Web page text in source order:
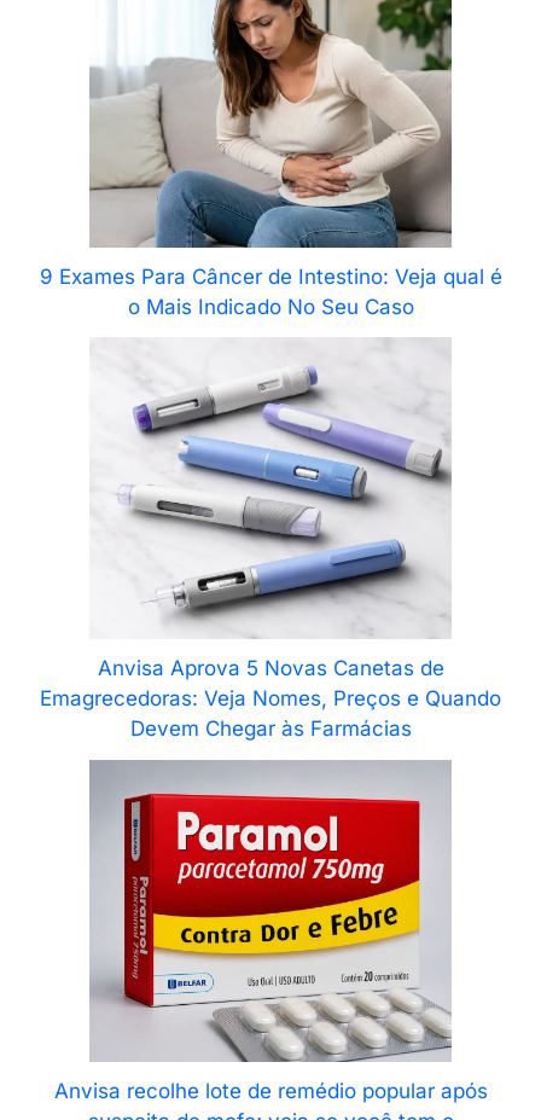
9 Exames Para Câncer de Intestino: Veja qual é
o Mais Indicado No Seu Caso
Anvisa Aprova 5 Novas Canetas de
Emagrecedoras: Veja Nomes, Preços e Quando
Devem Chegar às Farmácias
Anvisa recolhe lote de remédio popular após